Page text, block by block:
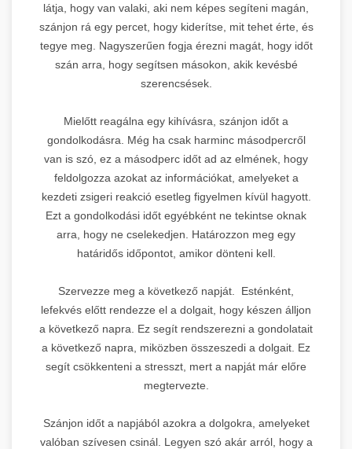
látja, hogy van valaki, aki nem képes segíteni magán,
szánjon rá egy percet, hogy kiderítse, mit tehet érte, és
tegye meg. Nagyszerűen fogja érezni magát, hogy időt
szán arra, hogy segítsen másokon, akik kevésbé
szerencsések.
Mielőtt reagálna egy kihívásra, szánjon időt a
gondolkodásra. Még ha csak harminc másodpercről
van is szó, ez a másodperc időt ad az elmének, hogy
feldolgozza azokat az információkat, amelyeket a
kezdeti zsigeri reakció esetleg figyelmen kívül hagyott.
Ezt a gondolkodási időt egyébként ne tekintse oknak
arra, hogy ne cselekedjen. Határozzon meg egy
határidős időpontot, amikor dönteni kell.
Szervezze meg a következő napját. Esténként,
lefekvés előtt rendezze el a dolgait, hogy készen álljon
a következő napra. Ez segít rendszerezni a gondolatait
a következő napra, miközben összeszedi a dolgait. Ez
segít csökkenteni a stresszt, mert a napját már előre
megtervezte.
Szánjon időt a napjából azokra a dolgokra, amelyeket
valóban szívesen csinál. Legyen szó akár arról, hogy a